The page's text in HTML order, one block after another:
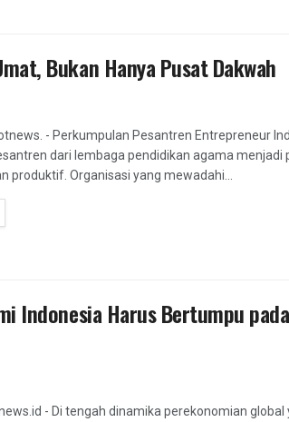
Bukan Hanya Pusat Dakwah
- Perkumpulan Pesantren Entrepreneur
dari lembaga pendidikan agama menjadi
produktif. Organisasi yang mewadahi...
Indonesia Harus Bertumpu
- Di tengah dinamika perekonomian global